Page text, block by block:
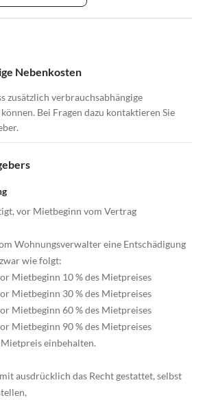
Nebenkosten
zusätzlich verbrauchsabhängige
Bei Fragen dazu kontaktieren Sie
vor Mietbeginn vom Vertrag
Wohnungsverwalter eine Entschädigung
wie folgt:
Mietbeginn 10 % des Mietpreises
Mietbeginn 30 % des Mietpreises
Mietbeginn 60 % des Mietpreises
Mietbeginn 90 % des Mietpreises
einbehalten.
ausdrücklich das Recht gestattet, selbst